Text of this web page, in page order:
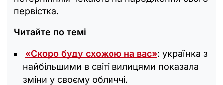
первістка.
Читайте по темі
«Скоро буду схожою на вас»: українка з
найбільшими в світі вилицями показала
зміни у своєму обличчі.